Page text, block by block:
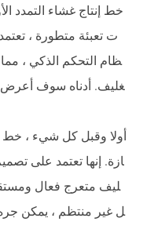
خط إنتاج غشاء التمدد
ت تعبئة متطورة ،
ظام التحكم الذكي ،
غليف. أدناه سوف أعرض
أولا وقبل كل شيء ، خط
ازة. إنها تعتمد على
ليف متعرج فعال
ل غير منتظم ، يمكن